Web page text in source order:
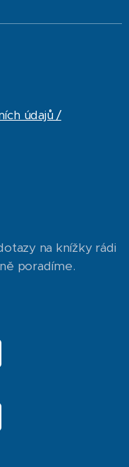
údajů /
na knížky rádi
poradíme.